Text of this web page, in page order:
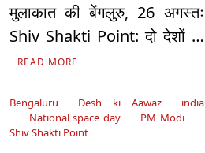
मुलाकात की बेंगलुरु, 26 अगस्तः
Shiv Shakti Point: दो देशों …
READ MORE
Bengaluru Desh ki Aawaz
india
National space day
PM Modi
Shiv Shakti Point